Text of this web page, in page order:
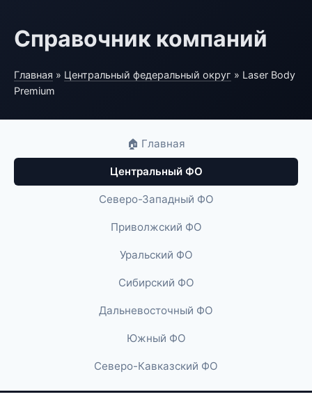
Справочник компаний
Главная » Центральный федеральный округ » Laser Body
Premium
🏠 Главная
Центральный ФО
Северо-Западный ФО
Приволжский ФО
Уральский ФО
Сибирский ФО
Дальневосточный ФО
Южный ФО
Северо-Кавказский ФО